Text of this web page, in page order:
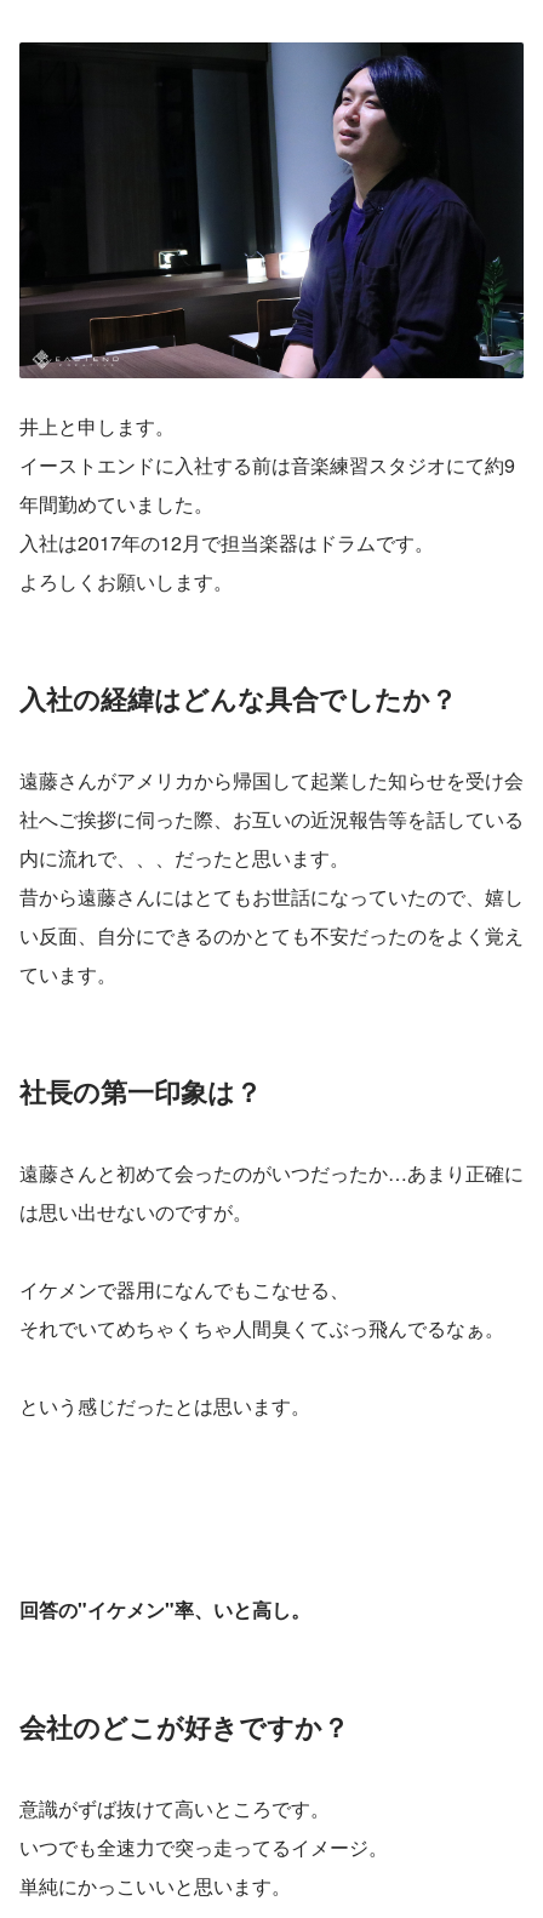
井上と申します。
イーストエンドに入社する前は音楽練習スタジオにて約9
年間勤めていました。
入社は2017年の12月で担当楽器はドラムです。
よろしくお願いします。
入社の経緯はどんな具合でしたか？
遠藤さんがアメリカから帰国して起業した知らせを受け会
社へご挨拶に伺った際、お互いの近況報告等を話している
内に流れで、、、だったと思います。
昔から遠藤さんにはとてもお世話になっていたので、嬉し
い反面、自分にできるのかとても不安だったのをよく覚え
ています。
社長の第一印象は？
遠藤さんと初めて会ったのがいつだったか…あまり正確に
は思い出せないのですが。
イケメンで器用になんでもこなせる、
それでいてめちゃくちゃ人間臭くてぶっ飛んでるなぁ。
という感じだったとは思います。
回答の"イケメン"率、いと高し。
会社のどこが好きですか？
意識がずば抜けて高いところです。
いつでも全速力で突っ走ってるイメージ。
単純にかっこいいと思います。